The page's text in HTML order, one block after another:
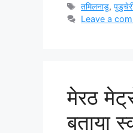
Tags
तमिलनाडु,
Leave a
मेरठ
बताया